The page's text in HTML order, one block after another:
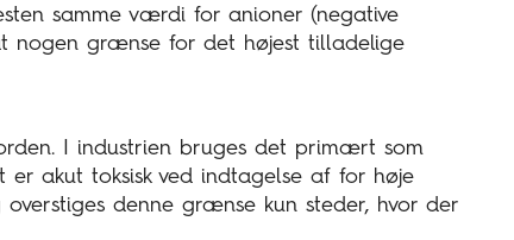
samme værdi for anioner (negative
nogen grænse for det højest tilladelige
I industrien bruges det primært som
akut toksisk ved indtagelse af for høje
denne grænse kun steder, hvor der